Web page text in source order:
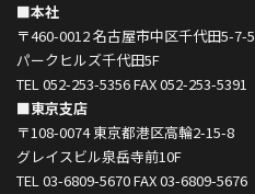
■本社
〒460-0012 名古屋市中区千代田5-7-5
パークヒルズ千代田5F
TEL 052-253-5356 FAX 052-253-5391
■東京支店
〒108-0074 東京都港区高輪2-15-8
グレイスビル泉岳寺前10F
TEL 03-6809-5670 FAX 03-6809-5676